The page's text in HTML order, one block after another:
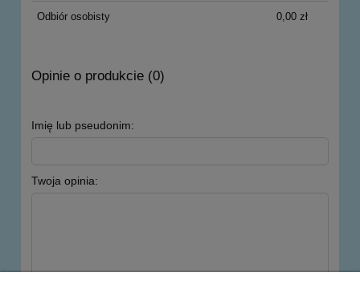
Odbiór osobisty 0,00 zł
Opinie o produkcie (0)
Imię lub pseudonim:
Twoja opinia: